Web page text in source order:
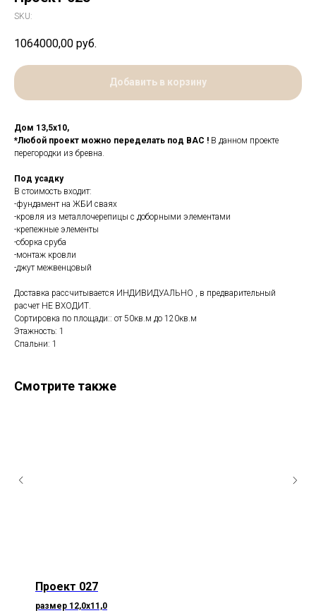
SKU:
1064000,00 руб.
Добавить в корзину
Дом 13,5х10,
*Любой проект можно переделать под ВАС ! В данном проекте
перегородки из бревна.
Под усадку
В стоимость входит:
-фундамент на ЖБИ сваях
-кровля из металлочерепицы с доборными элементами
-крепежные элементы
-сборка сруба
-монтаж кровли
-джут межвенцовый
Доставка рассчитывается ИНДИВИДУАЛЬНО , в предварительный
расчет НЕ ВХОДИТ.
Сортировка по площади:: от 50кв.м до 120кв.м
Этажность: 1
Спальни: 1
Смотрите также
Проект 027
размер 12,0х11,0